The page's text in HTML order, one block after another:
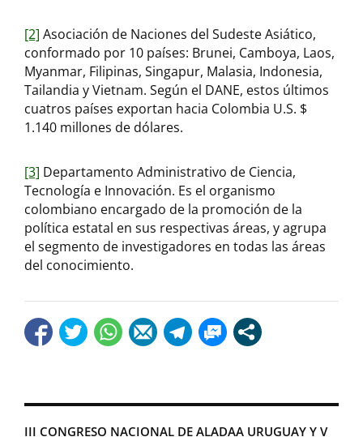
[2] Asociación de Naciones del Sudeste Asiático,
conformado por 10 países: Brunei, Camboya, Laos,
Myanmar, Filipinas, Singapur, Malasia, Indonesia,
Tailandia y Vietnam. Según el DANE, estos últimos
cuatros países exportan hacia Colombia U.S. $
1.140 millones de dólares.
[3] Departamento Administrativo de Ciencia,
Tecnología e Innovación. Es el organismo
colombiano encargado de la promoción de la
política estatal en sus respectivas áreas, y agrupa
el segmento de investigadores en todas las áreas
del conocimiento.
III CONGRESO NACIONAL DE ALADAA URUGUAY Y V